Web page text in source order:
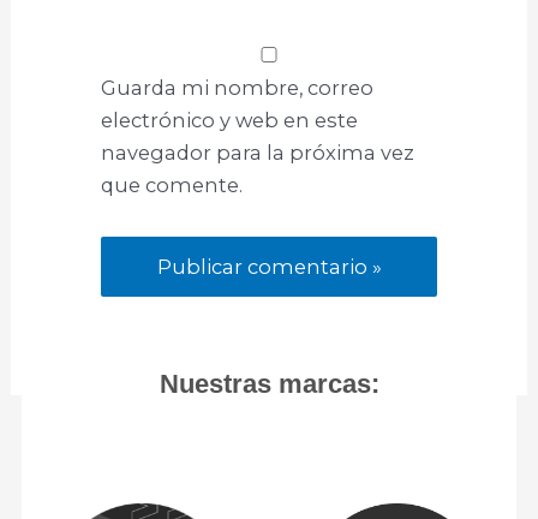
Guarda mi nombre, correo
electrónico y web en este
navegador para la próxima vez
que comente.
Nuestras marcas: